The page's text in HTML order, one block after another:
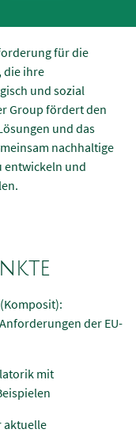
für die
die ihre
und sozial
Group fördert den
und das
nachhaltige
entwickeln und
der EU-
mit
aktuelle